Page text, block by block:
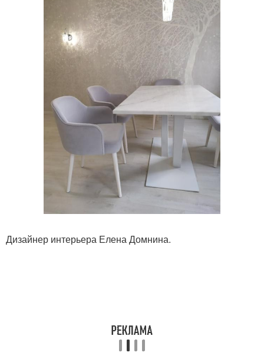
Дизайнер интерьера Елена Домнина.